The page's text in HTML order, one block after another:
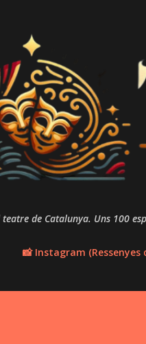
de Catalunya. Uns 100
📸 Instagram (Ressenyes